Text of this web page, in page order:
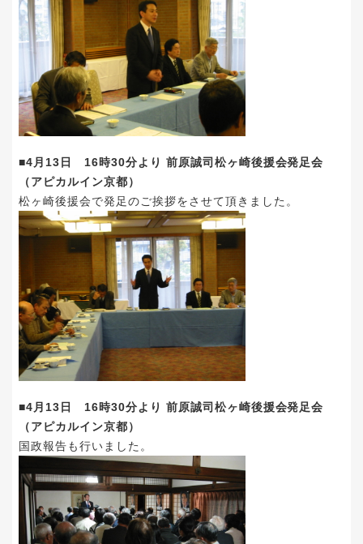
■4月13日 16時30分より 前原誠司松ヶ崎後援会発足会
（アピカルイン京都）
松ヶ崎後援会で発足のご挨拶をさせて頂きました。
■4月13日 16時30分より 前原誠司松ヶ崎後援会発足会
（アピカルイン京都）
国政報告も行いました。